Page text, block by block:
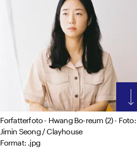
Forfatterfoto - Hwang Bo-reum (2) - Foto:
Jimin Seong / Clayhouse
Format: .jpg